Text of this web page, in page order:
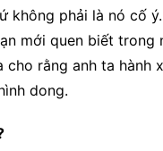
không phải là nó cố
mới quen biết
cho rằng anh ta
dong.